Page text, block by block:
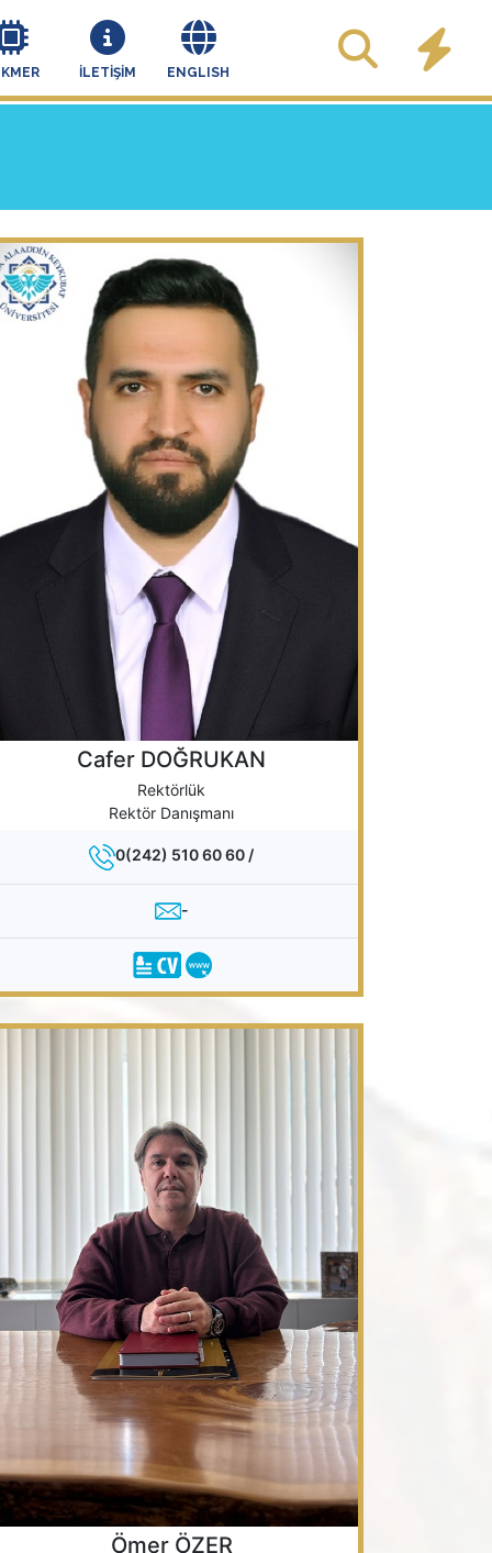
İLETİŞİM ENGLISH
Cafer DOĞRUKAN
Rektörlük
Rektör Danışmanı
0(242) 510 60 60 /
-
Ömer ÖZER